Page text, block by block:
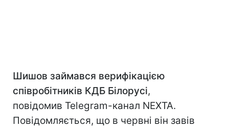
Шишов займався верифікацією
співробітників КДБ Білорусі,
повідомив Telegram-канал NEXTA.
Повідомляється, що в червні він завів